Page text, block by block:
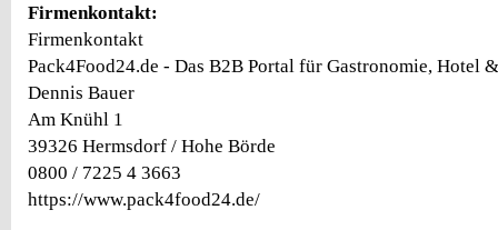
Firmenkontakt:
Firmenkontakt
Pack4Food24.de - Das B2B Portal für Gastronomie, Hotel
Dennis Bauer
Am Knühl 1
39326 Hermsdorf / Hohe Börde
0800 / 7225 4 3663
https://www.pack4food24.de/